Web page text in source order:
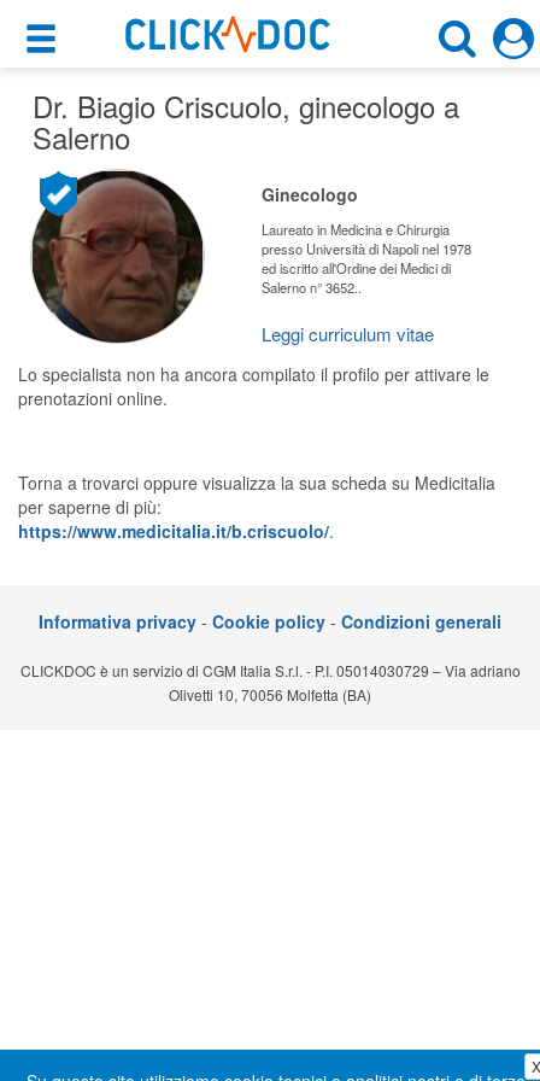
×
Motore di ricerca
×
Ginecologo
Salerno (SA)
CERCA
Cosa possiamo offrirti
Per i pazienti
Prenota una visita
Ricerca specialisti
Consulti online
Prenotazioni online
Planner e rubrica in cloud
Teleconsulto
Dr. Biagio Criscuolo, ginecologo a
Salerno
Ginecologo
Laureato in Medicina e Chirurgia
presso Università di Napoli nel 1978
ed iscritto all'Ordine dei Medici di
Salerno n° 3652..
Leggi curriculum vitae
Lo specialista non ha ancora compilato il profilo per attivare le
prenotazioni online.
Torna a trovarci oppure visualizza la sua scheda su Medicitalia
per saperne di più:
https://www.medicitalia.it/b.criscuolo/.
X
Informativa privacy - Cookie policy - Condizioni generali
CLICKDOC è un servizio di CGM Italia S.r.l. - P.I. 05014030729 – Via adriano
Olivetti 10, 70056 Molfetta (BA)